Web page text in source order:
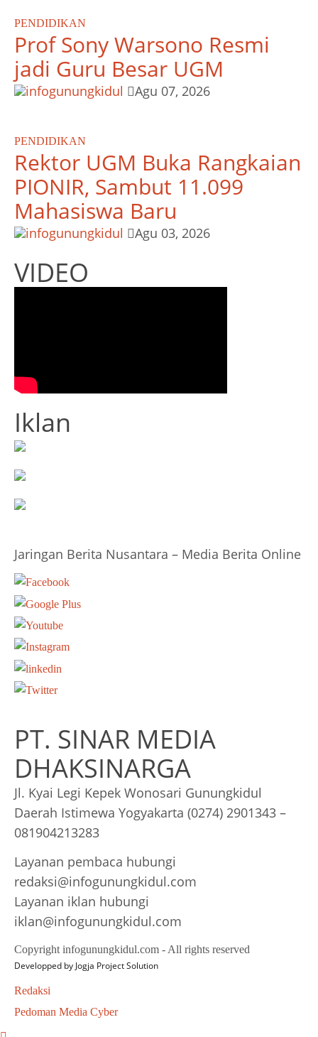
PENDIDIKAN
Prof Sony Warsono Resmi
jadi Guru Besar UGM
infogunungkidul Agu 07, 2026
PENDIDIKAN
Rektor UGM Buka Rangkaian
PIONIR, Sambut 11.099
Mahasiswa Baru
infogunungkidul Agu 03, 2026
VIDEO
Iklan
Jaringan Berita Nusantara – Media Berita Online
PT. SINAR MEDIA
DHAKSINARGA
Jl. Kyai Legi Kepek Wonosari Gunungkidul
Daerah Istimewa Yogyakarta (0274) 2901343 –
081904213283
Layanan pembaca hubungi
redaksi@infogunungkidul.com
Layanan iklan hubungi
iklan@infogunungkidul.com
Copyright infogunungkidul.com - All rights reserved
Developped by Jogja Project Solution
Redaksi
Pedoman Media Cyber